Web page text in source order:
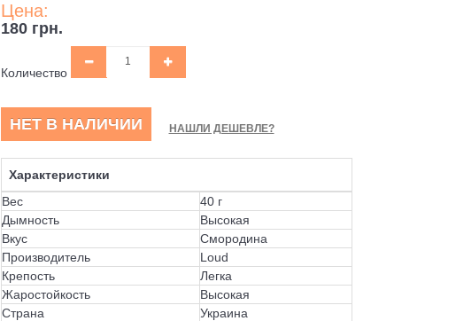
Цена:
180 грн.
Количество
НЕТ В НАЛИЧИИ НАШЛИ ДЕШЕВЛЕ?
Характеристики
Вес
40 г
Дымность
Высокая
Вкус
Смородина
Производитель
Loud
Крепость
Легка
Жаростойкость
Высокая
Страна
Украина